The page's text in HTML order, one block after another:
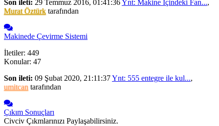
Son ileti: 29 Temmuz 2016, 01:41:36Ynt: Makine Içindeki Fan...,
Murat Öztürk tarafından
Makinede Çevirme Sistemi
İletiler: 449
Konular: 47
Son ileti: 09 Şubat 2020, 21:11:37Ynt: 555 entegre ile kul...,
umitcan tarafından
Çıkım Sonuçları
Civciv Çıkmlarınızı Paylaşabilirsiniz.